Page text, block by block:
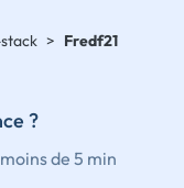
> Fredf21
?
de 5 min